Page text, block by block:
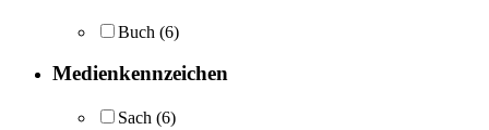
Buch (6)
Medienkennzeichen
Sach (6)